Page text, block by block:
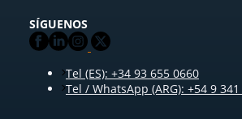
SÍGUENOS
Tel (ES): +34 93 655 0660
Tel / WhatsApp (ARG): +54 9